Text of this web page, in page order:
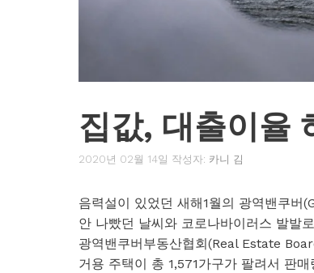
집값, 대출이율
2020년 02월 14일 작성자: 카니 김
음력설이 있었던 새해1월의 광역밴쿠버
안 나빴던 날씨와 코로나바이러스 발발
광역밴쿠버부동산협회(Real Estate
거용 주택이 총 1,571가구가 팔려서 판